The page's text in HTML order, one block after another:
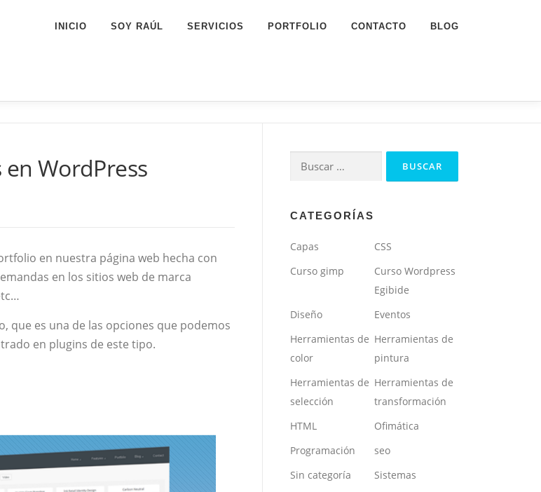
INICIO SOY RAÚL SERVICIOS PORTFOLIO CONTACTO BLOG
WordPress
en nuestra página web hecha con
en los sitios web de marca
que es una de las opciones que podemos
en plugins de este tipo.
Buscar:
CATEGORÍAS
Capas
CSS
Curso gimp
Curso Wordpress
Egibide
Diseño
Eventos
Herramientas de
color
Herramientas de
pintura
Herramientas de
selección
Herramientas de
transformación
HTML
Ofimática
Programación
seo
Sin categoría
Sistemas